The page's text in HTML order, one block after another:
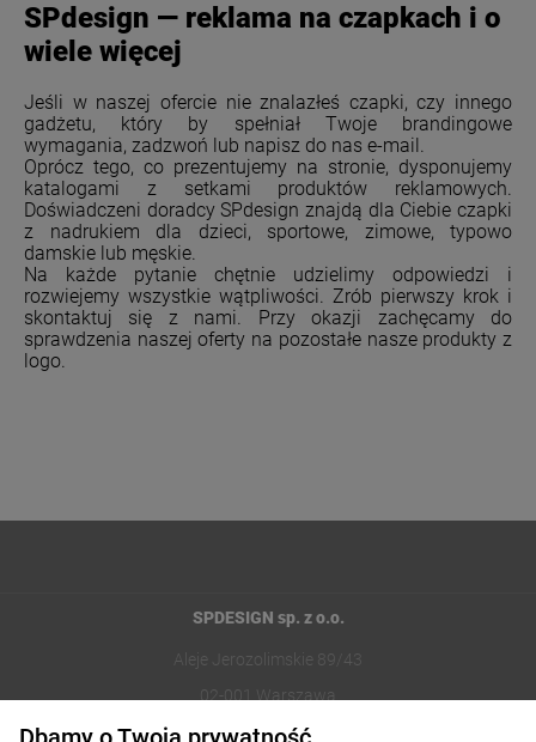
SPdesign — reklama na czapkach i o
wiele więcej
Jeśli w naszej ofercie nie znalazłeś czapki, czy innego
gadżetu, który by spełniał Twoje brandingowe
wymagania, zadzwoń lub napisz do nas e-mail.
Oprócz tego, co prezentujemy na stronie, dysponujemy
katalogami z setkami produktów reklamowych.
Doświadczeni doradcy SPdesign znajdą dla Ciebie czapki
z nadrukiem dla dzieci, sportowe, zimowe, typowo
damskie lub męskie.
Na każde pytanie chętnie udzielimy odpowiedzi i
rozwiejemy wszystkie wątpliwości. Zrób pierwszy krok i
skontaktuj się z nami. Przy okazji zachęcamy do
sprawdzenia naszej oferty na pozostałe nasze produkty z
logo.
SPDESIGN sp. z o.o.
Aleje Jerozolimskie 89/43
02-001 Warszawa